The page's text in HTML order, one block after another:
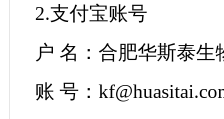
2.支付宝账号
户 名 ：合肥华斯泰
账 号：